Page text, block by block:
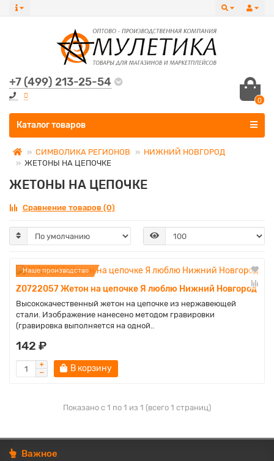
+7 (499) 213-25-54
0
Все категории
Каталог товаров
СИМВОЛИКА РЕГИОНОВ
НИЖНИЙ НОВГОРОД
ЖЕТОНЫ НА ЦЕПОЧКЕ
ЖЕТОНЫ НА ЦЕПОЧКЕ
Сравнение товаров (0)
Наше производство
Z0722057 Жетон на цепочке Я люблю Нижний Новгород
Высококачественный жетон на цепочке из нержавеющей
стали. Изображение нанесено методом гравировки
(гравировка выполняется на одной..
142 ₽
В корзину
Показано с 1 по 1 из 1 (всего 1 страниц)
Важное